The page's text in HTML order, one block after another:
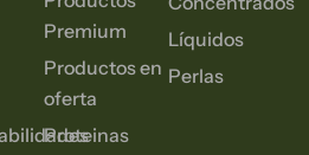
Premium
Productos en
oferta
Proteinas
Líquidos
Perlas